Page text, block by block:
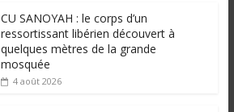
CU SANOYAH : le corps d’un
ressortissant libérien découvert à
quelques mètres de la grande
mosquée
4 août 2026